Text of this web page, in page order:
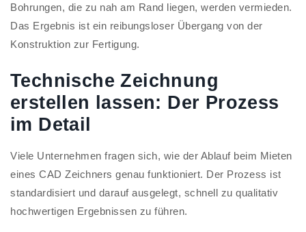
Bohrungen, die zu nah am Rand liegen, werden vermieden.
Das Ergebnis ist ein reibungsloser Übergang von der
Konstruktion zur Fertigung.
Technische Zeichnung
erstellen lassen: Der Prozess
im Detail
Viele Unternehmen fragen sich, wie der Ablauf beim Mieten
eines CAD Zeichners genau funktioniert. Der Prozess ist
standardisiert und darauf ausgelegt, schnell zu qualitativ
hochwertigen Ergebnissen zu führen.